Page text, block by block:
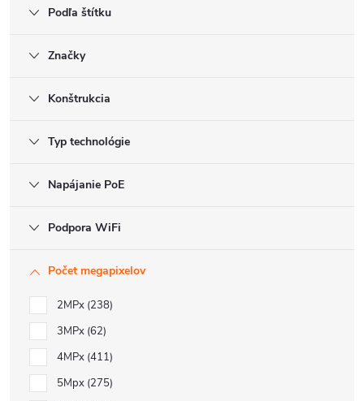
Podľa štítku
Značky
Konštrukcia
Typ technológie
Napájanie PoE
Podpora WiFi
Počet megapixelov
2MPx 238
3MPx 62
4MPx 411
5Mpx 275